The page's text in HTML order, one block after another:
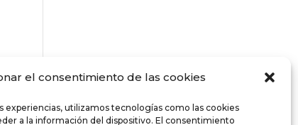
el consentimiento de las cookies
experiencias, utilizamos tecnologías como las cookies
a la información del dispositivo. El consentimiento